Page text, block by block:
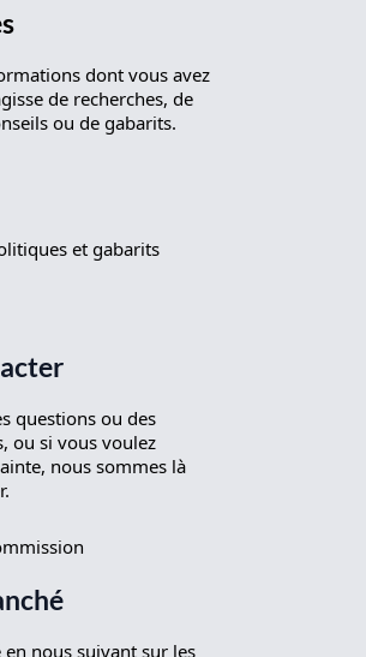
dont vous avez
de recherches, de
ou de gabarits.
et gabarits
questions ou des
ou si vous voulez
nous sommes là
en nous suivant sur les